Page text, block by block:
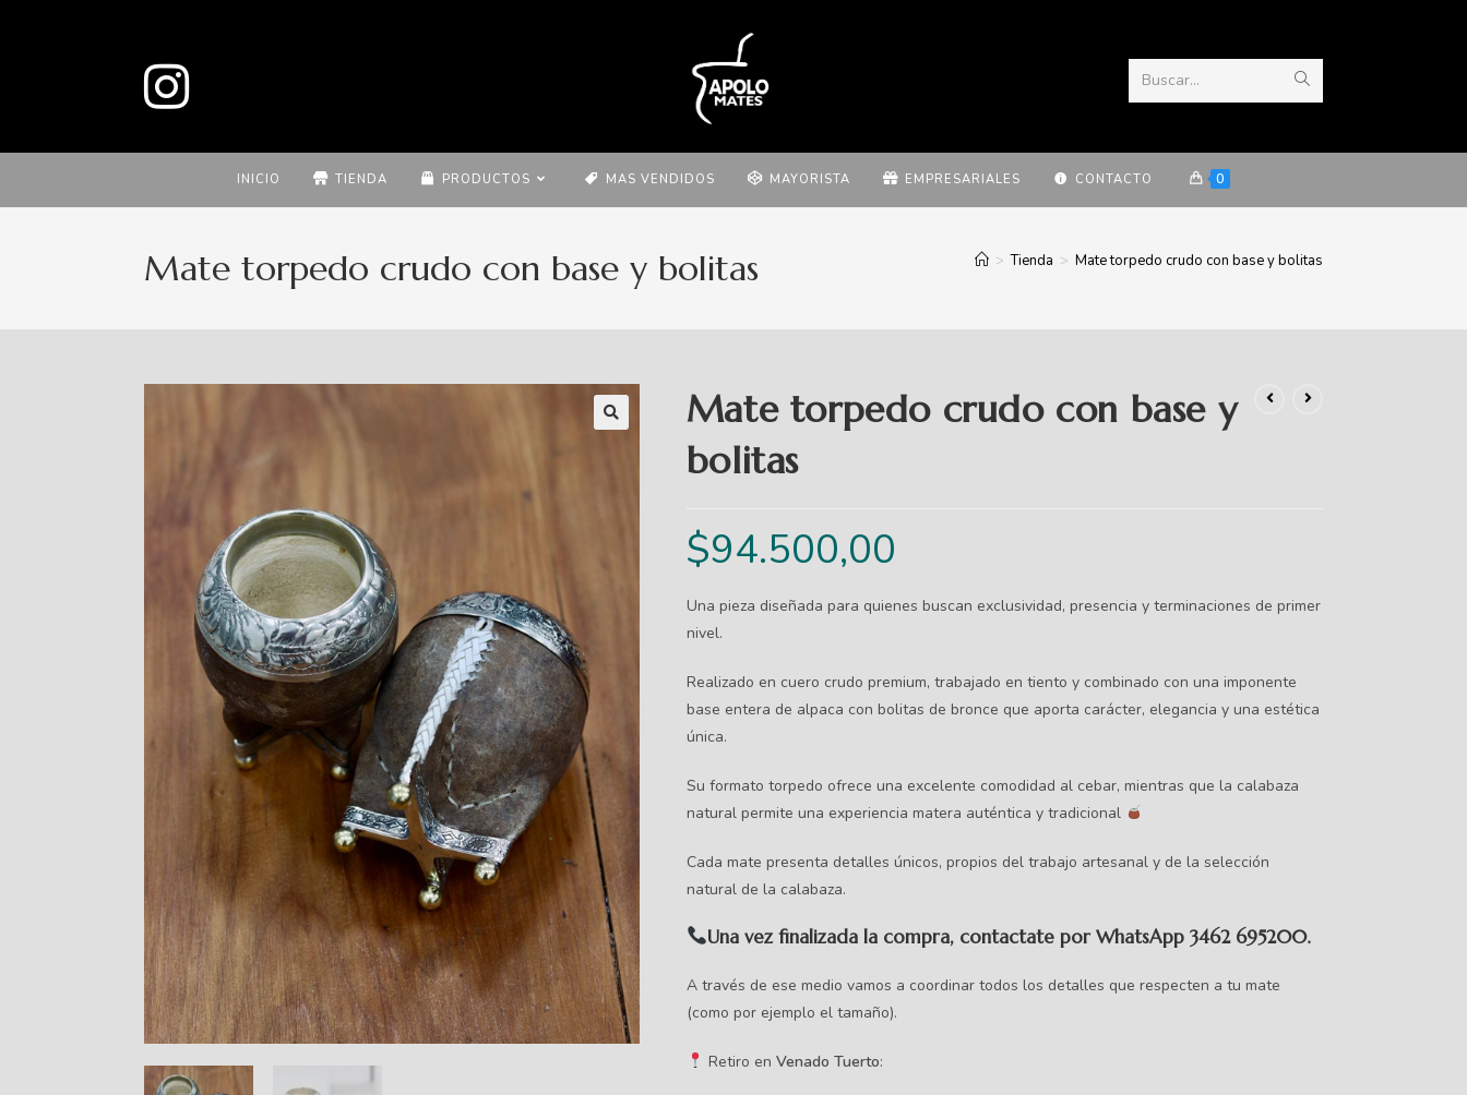
Buscar...
INICIO TIENDA PRODUCTOS MAS VENDIDOS MAYORISTA EMPRESARIALES CONTACTO 0
Mate torpedo crudo con base y bolitas > Tienda > Mate torpedo crudo con base y bolitas
Mate torpedo crudo con base y
bolitas
$94.500,00
Una pieza diseñada para quienes buscan exclusividad, presencia y terminaciones de primer
nivel.
Realizado en cuero crudo premium, trabajado en tiento y combinado con una imponente
base entera de alpaca con bolitas de bronce que aporta carácter, elegancia y una estética
única.
Su formato torpedo ofrece una excelente comodidad al cebar, mientras que la calabaza
natural permite una experiencia matera auténtica y tradicional
Cada mate presenta detalles únicos, propios del trabajo artesanal y de la selección
natural de la calabaza.
​Una vez finalizada la compra, contactate por WhatsApp 3462 695200.
A través de ese medio vamos a coordinar todos los detalles que respecten a tu mate
(como por ejemplo el tamaño).
Retiro en Venado Tuerto: